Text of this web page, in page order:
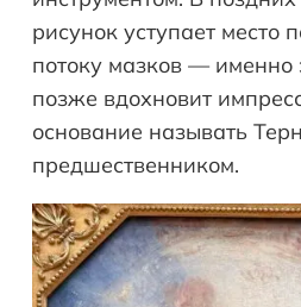
рисунок уступает место
потоку мазков — именно
позже вдохновит
основание называть
предшественником.